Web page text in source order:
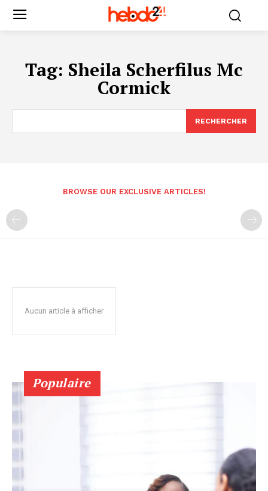
Tag: Sheila Scherfilus Mc
Cormick
RECHERCHER
BROWSE OUR EXCLUSIVE ARTICLES!
Aucun article à afficher
Populaire